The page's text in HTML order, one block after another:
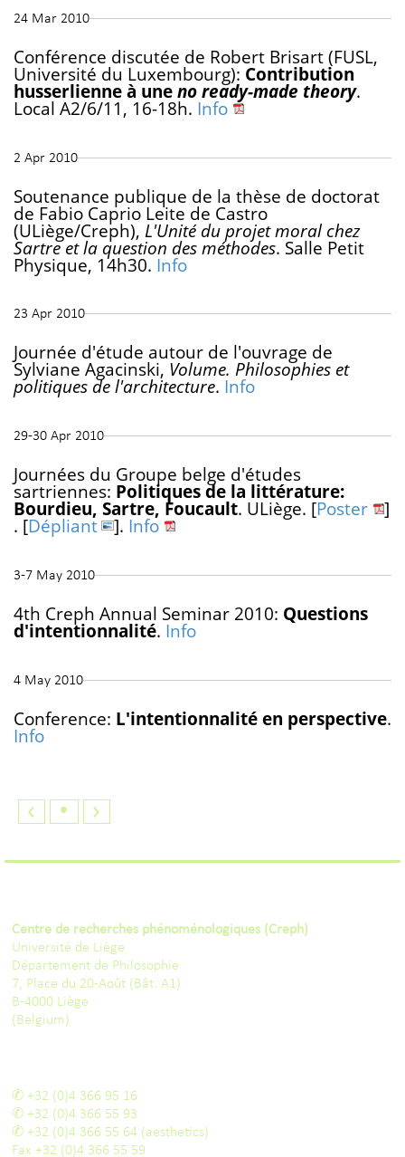
24 Mar 2010
Conférence discutée de Robert Brisart (FUSL,
Université du Luxembourg): Contribution
husserlienne à uneno ready-made theory.
Local A2/6/11, 16-18h. Info
2 Apr 2010
Soutenance publique de la thèse de doctorat
de Fabio Caprio Leite de Castro
(ULiège/Creph), L'Unité du projet moral chez
Sartre et la question des méthodes. Salle Petit
Physique, 14h30. Info
23 Apr 2010
Journée d'étude autour de l'ouvrage de
Sylviane Agacinski, Volume. Philosophies et
politiques de l'architecture. Info
29-30 Apr 2010
Journées du Groupe belge d'études
sartriennes: Politiques de la littérature:
Bourdieu, Sartre, Foucault. ULiège. [Poster ]
. [Dépliant ]. Info
3-7 May 2010
4th Creph Annual Seminar 2010: Questions
d'intentionnalité. Info
4 May 2010
Conference: L'intentionnalité en perspective.
Info
‹ • ›
Centre de recherches phénoménologiques (Creph)
Université de Liège
Département de Philosophie
7, Place du 20-Août (Bât. A1)
B-4000 Liège
(Belgium)
+32 (0)4 366 95 16
+32 (0)4 366 55 93
+32 (0)4 366 55 64 (aesthetics)
Fax +32 (0)4 366 55 59